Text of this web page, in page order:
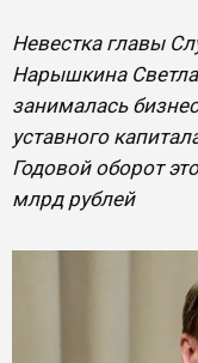
Невестка главы
Нарышкина
занималась
уставного
Годовой оборот
млрд рублей